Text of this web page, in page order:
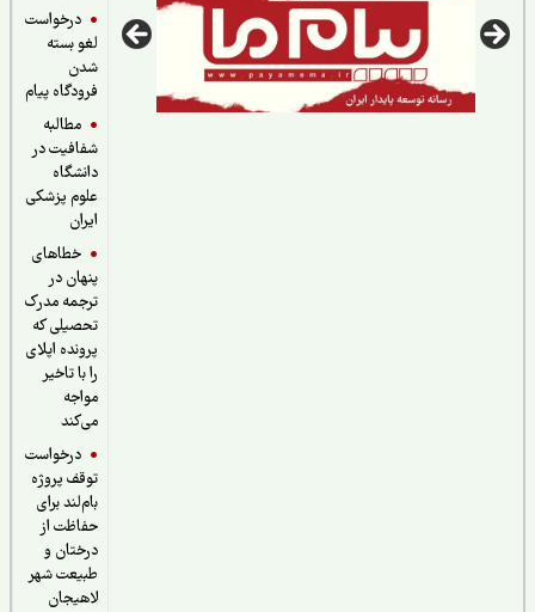
درخواست
لغو بسته
فرودگاه پیام
مطالبه
شفافیت در
دانشگاه
علوم پزشکی
خطاهای
پنهان در
ترجمه مدرک
تحصیلی که
پرونده اپلای
را با تاخیر
درخواست
توقف پروژه
بام‌لند برای
حفاظت از
درختان و
طبیعت شهر
لاهیجان